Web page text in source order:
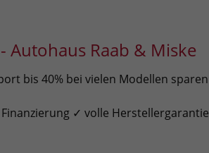
Autohaus Raab & Miske
bis 40% bei vielen Modellen sparen
✓ volle Herstellergarantie